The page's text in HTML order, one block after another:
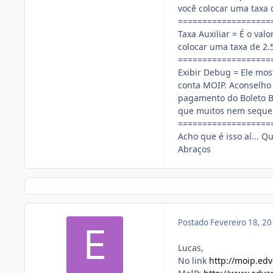
você colocar uma taxa
Taxa Auxiliar = É o
colocar uma taxa de
Exibir Debug = Ele
conta MOIP.
pagamento do Boleto
que muitos nem
Acho que é isso aí...
Abraços
Postado Fevereiro 18,
Lucas,
No link http://